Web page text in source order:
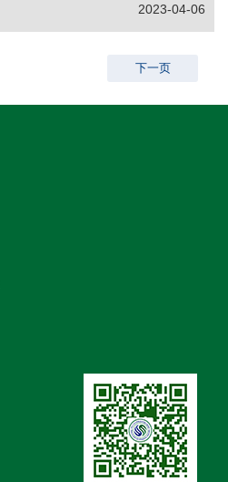
2023-04-06
下一页